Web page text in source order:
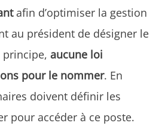
afin d’optimiser la gestion
au président de désigner le
principe, aucune loi
pour le nommer. En
doivent définir les
pour accéder à ce poste.